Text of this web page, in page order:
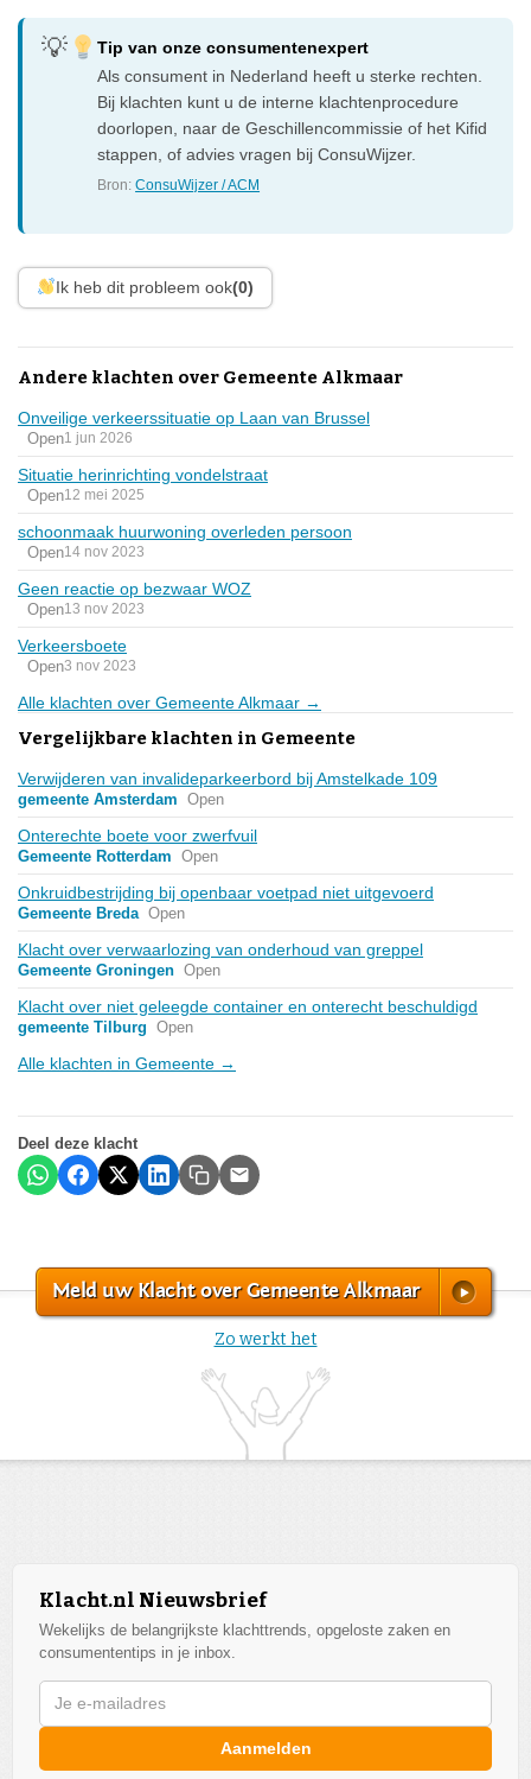
Tip van onze consumentenexpert
Als consument in Nederland heeft u sterke rechten.
Bij klachten kunt u de interne klachtenprocedure
doorlopen, naar de Geschillencommissie of het Kifid
stappen, of advies vragen bij ConsuWijzer.
Bron:ConsuWijzer / ACM
Ik heb dit probleem ook(0)
Andere klachten over Gemeente Alkmaar
Onveilige verkeerssituatie op Laan van Brussel
Open1 jun 2026
Situatie herinrichting vondelstraat
Open12 mei 2025
schoonmaak huurwoning overleden persoon
Open14 nov 2023
Geen reactie op bezwaar WOZ
Open13 nov 2023
Verkeersboete
Open3 nov 2023
Alle klachten over Gemeente Alkmaar →
Vergelijkbare klachten in Gemeente
Verwijderen van invalideparkeerbord bij Amstelkade 109
gemeente Amsterdam Open
Onterechte boete voor zwerfvuil
Gemeente Rotterdam Open
Onkruidbestrijding bij openbaar voetpad niet uitgevoerd
Gemeente Breda Open
Klacht over verwaarlozing van onderhoud van greppel
Gemeente Groningen Open
Klacht over niet geleegde container en onterecht beschuldigd
gemeente Tilburg Open
Alle klachten in Gemeente →
Deel deze klacht
Meld uw Klacht over Gemeente Alkmaar
Zo werkt het
Klacht.nl Nieuwsbrief
Wekelijks de belangrijkste klachttrends, opgeloste zaken en
consumententips in je inbox.
Aanmelden